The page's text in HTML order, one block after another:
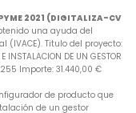
2021 (DIGITALIZA-CV
una ayuda del
Titulo del proyecto:
INSTALACION DE UN GESTOR
Importe: 31.440,00 €
de producto que
de un gestor